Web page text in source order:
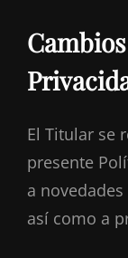
El Titular se
presente
a
así como a